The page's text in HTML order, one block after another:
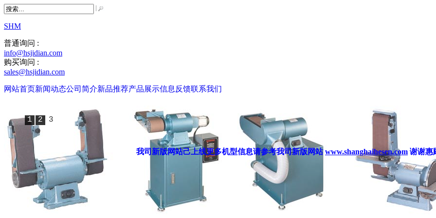
SHM
普通询问 :
info@hsjidian.com
购买询问 :
sales@hsjidian.com
网站首页新闻动态公司简介新品推荐产品展示信息反馈联系我们
1 2 3
我司新版网站己上线更多机型信息请参考我司新版网站 www.shanghaihesen.com 谢